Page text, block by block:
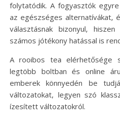
folytatódik. A fogyasztók
az egészséges alternatívákat,
választásnak bizonyul,
számos jótékony hatással is
A rooibos tea elérhetősége
legtöbb boltban és online
emberek könnyedén be
változatokat, legyen szó
ízesített változatokról.